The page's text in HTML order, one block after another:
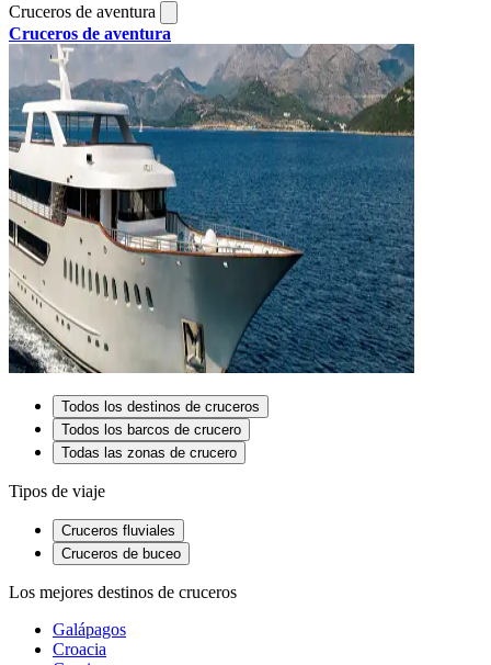
Cruceros de aventura
Cruceros de aventura
Todos los destinos de cruceros
Todos los barcos de crucero
Todas las zonas de crucero
Tipos de viaje
Cruceros fluviales
Cruceros de buceo
Los mejores destinos de cruceros
Galápagos
Croacia